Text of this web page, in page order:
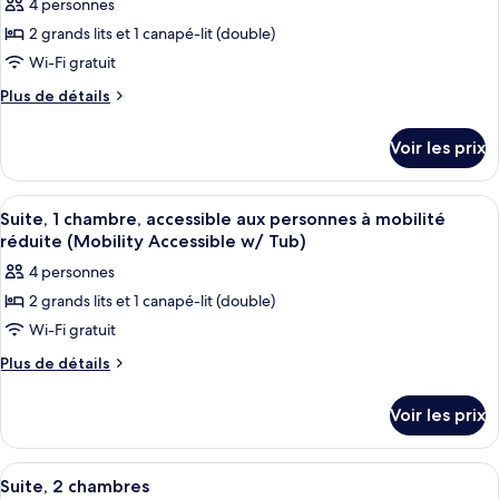
photos
pour
ce
type
de
Suite,
chambre
4 personnes
2 grands lits et 1 canapé-lit (double)
Wi-Fi gratuit
Plus de détails
Plus
le
type
de
chambre
chambre
Voir les prix
Afficher
toutes
les
photos
pour
ce
type
Suite,
chambre,
Une chambre d’hôtel avec deux lits,
7
Suite, 1 chambre, accessible aux personnes à mobilité
réduite (Mobility Accessible w/ Tub)
4 personnes
2 grands lits et 1 canapé-lit (double)
Wi-Fi gratuit
Plus de détails
Plus
le
type
de
Voir les prix
Afficher
Une chambre d’hôtel avec deux lits,
9
Suite, 2 chambres